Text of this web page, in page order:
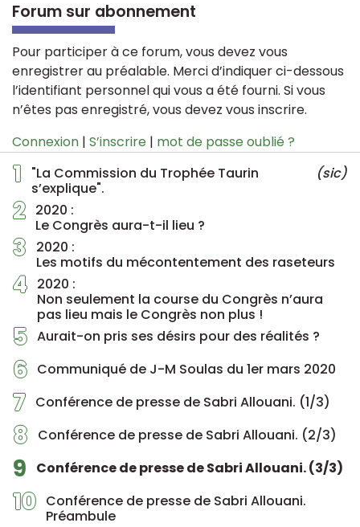
1
"La Commission du Trophée Taurin
s’explique".
(sic)
2 2020 :
Le Congrès aura-t-il lieu ?
3
2020 :
Les motifs du mécontentement des raseteurs
4 2020 :
Non seulement la course du Congrès n’aura
pas lieu mais le Congrès non plus !
5 Aurait-on pris ses désirs pour des réalités ?
6 Communiqué de J-M Soulas du 1er mars 2020
7 Conférence de presse de Sabri Allouani. (1/3)
8 Conférence de presse de Sabri Allouani. (2/3)
9 Conférence de presse de Sabri Allouani. (3/3)
10 Conférence de presse de Sabri Allouani.
Préambule
Forum sur abonnement
Pour participer à ce forum, vous devez vous
enregistrer au préalable. Merci d’indiquer ci-dessous
l’identifiant personnel qui vous a été fourni. Si vous
n’êtes pas enregistré, vous devez vous inscrire.
Connexion | S’inscrire | mot de passe oublié ?